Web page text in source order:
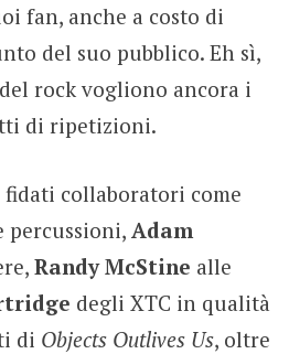
fan, anche a costo di
del suo pubblico. Eh sì,
rock vogliono ancora i
di ripetizioni.
collaboratori come
percussioni, Adam
Randy McStine alle
degli XTC in qualità
di Objects Outlives Us, oltre